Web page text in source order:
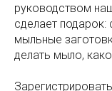
руководством
сделает подарок:
мыльные
делать мыло,